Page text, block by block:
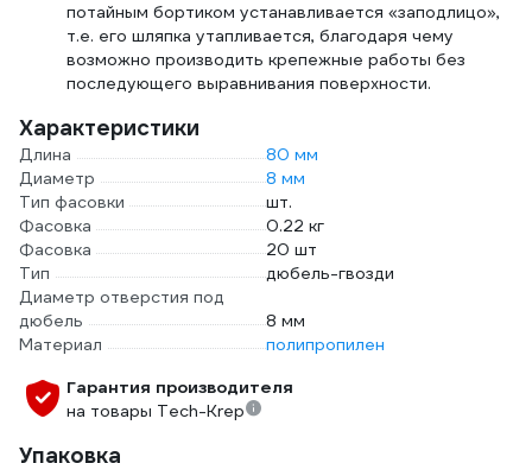
потайным бортиком устанавливается «заподлицо»,
т.е. его шляпка утапливается, благодаря чему
возможно производить крепежные работы без
последующего выравнивания поверхности.
Характеристики
Длина
80 мм
Диаметр
8 мм
Тип фасовки
шт.
Фасовка
0.22 кг
Фасовка
20 шт
Тип
дюбель-гвозди
Диаметр отверстия под
дюбель
8 мм
Материал
полипропилен
Гарантия производителя
на товары Tech-Krep
Упаковка